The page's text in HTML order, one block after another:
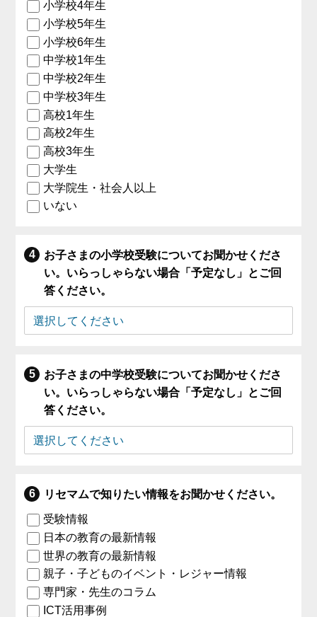
小学校4年生
小学校5年生
小学校6年生
中学校1年生
中学校2年生
中学校3年生
高校1年生
高校2年生
高校3年生
大学生
大学院生・社会人以上
いない
お子さまの小学校受験についてお聞かせくださ
い。いらっしゃらない場合「予定なし」とご回
答ください。
お子さまの中学校受験についてお聞かせくださ
い。いらっしゃらない場合「予定なし」とご回
答ください。
リセマムで知りたい情報をお聞かせください。
受験情報
日本の教育の最新情報
世界の教育の最新情報
親子・子どものイベント・レジャー情報
専門家・先生のコラム
ICT活用事例